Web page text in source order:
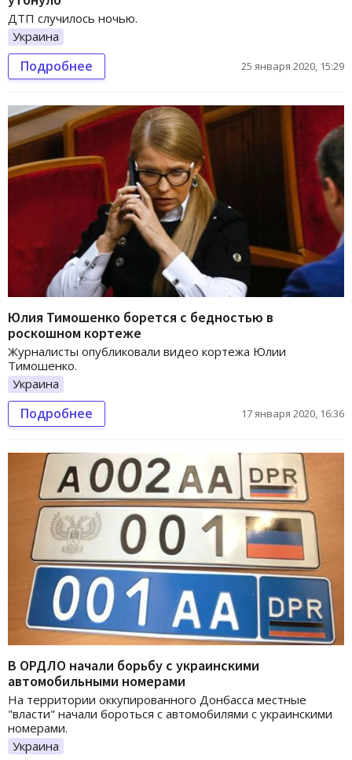
ДТП случилось ночью.
Украина
Подробнее 25 января 2020, 15:29
Юлия Тимошенко борется с бедностью в
роскошном кортеже
Журналисты опубликовали видео кортежа Юлии
Тимошенко.
Украина
Подробнее 17 января 2020, 16:36
В ОРДЛО начали борьбу с украинскими
автомобильными номерами
На территории оккупированного Донбасса местные
"власти" начали бороться с автомобилями с украинскими
номерами.
Украина